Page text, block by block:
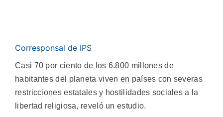
Corresponsal de IPS
Casi 70 por ciento de los 6.800 millones de
habitantes del planeta viven en países con severas
restricciones estatales y hostilidades sociales a la
libertad religiosa, reveló un estudio.